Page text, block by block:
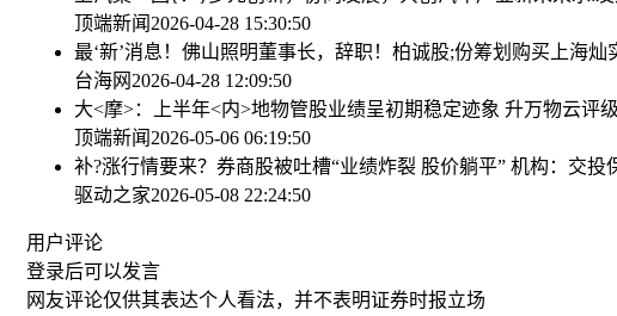
顶端新闻 2026-04-28 15:30:50
最‘新’消息！佛山照明董事长，辞职！ 柏诚股;份筹划购买上海灿
台海网 2026-04-28 12:09:50
大<摩>：上半年<内>地物管股业绩呈初期稳定迹象 升万物云评
顶端新闻 2026-05-06 06:19:50
补?涨行情要来？券商股被吐槽“业绩炸裂 股价躺平” 机构：交投
驱动之家2026-05-08 22:24:50
用户评论
登录后可以发言
网友评论仅供其表达个人看法，并不表明证券时报立场